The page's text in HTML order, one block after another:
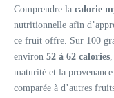
Comprendre la calorie
nutritionnelle afin
ce fruit offre. Sur 100
environ 52 à 62 calories
maturité et la
comparée à d’autres